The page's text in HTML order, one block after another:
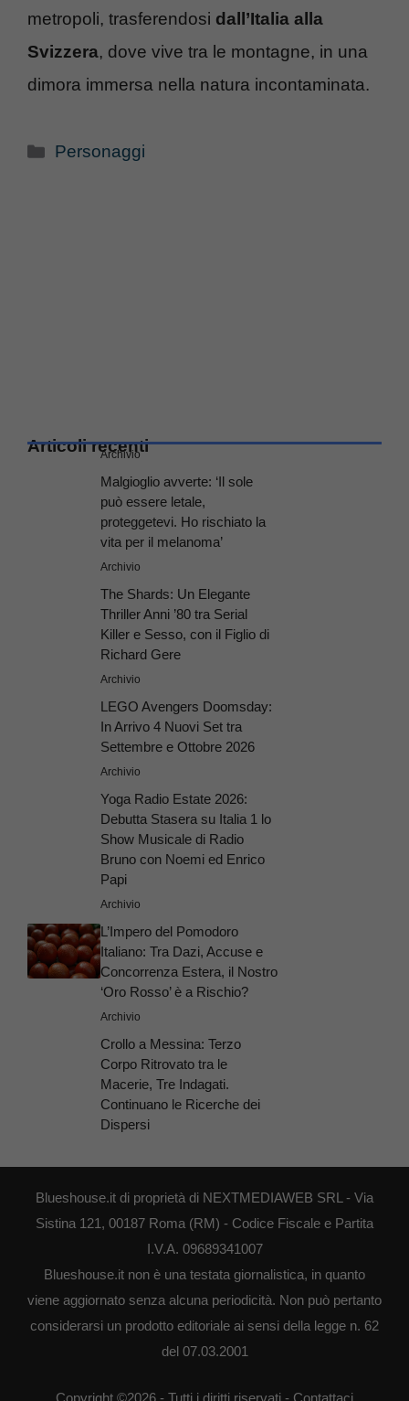
metropoli, trasferendosi dall’Italia alla
Svizzera, dove vive tra le montagne, in una
dimora immersa nella natura incontaminata.
Categorie
Personaggi
Articoli recenti
Archivio
Malgioglio avverte: ‘Il sole
può essere letale,
proteggetevi. Ho rischiato la
vita per il melanoma’
Archivio
The Shards: Un Elegante
Thriller Anni ’80 tra Serial
Killer e Sesso, con il Figlio di
Richard Gere
Archivio
LEGO Avengers Doomsday:
In Arrivo 4 Nuovi Set tra
Settembre e Ottobre 2026
Archivio
Yoga Radio Estate 2026:
Debutta Stasera su Italia 1 lo
Show Musicale di Radio
Bruno con Noemi ed Enrico
Papi
Archivio
L’Impero del Pomodoro
Italiano: Tra Dazi, Accuse e
Concorrenza Estera, il Nostro
‘Oro Rosso’ è a Rischio?
Archivio
Crollo a Messina: Terzo
Corpo Ritrovato tra le
Macerie, Tre Indagati.
Continuano le Ricerche dei
Dispersi
Blueshouse.it di proprietà di NEXTMEDIAWEB SRL - Via
Sistina 121, 00187 Roma (RM) - Codice Fiscale e Partita
I.V.A. 09689341007
Blueshouse.it non è una testata giornalistica, in quanto
viene aggiornato senza alcuna periodicità. Non può pertanto
considerarsi un prodotto editoriale ai sensi della legge n. 62
del 07.03.2001
Copyright ©2026 - Tutti i diritti riservati - Contattaci